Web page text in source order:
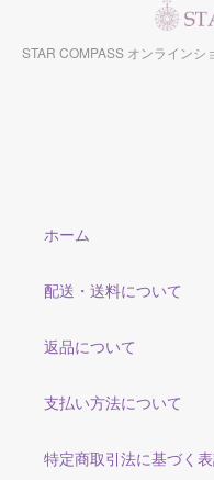
STAR COMPASS オ
ホーム
配送・送料について
返品について
支払い方法について
特定商取引法に基づく